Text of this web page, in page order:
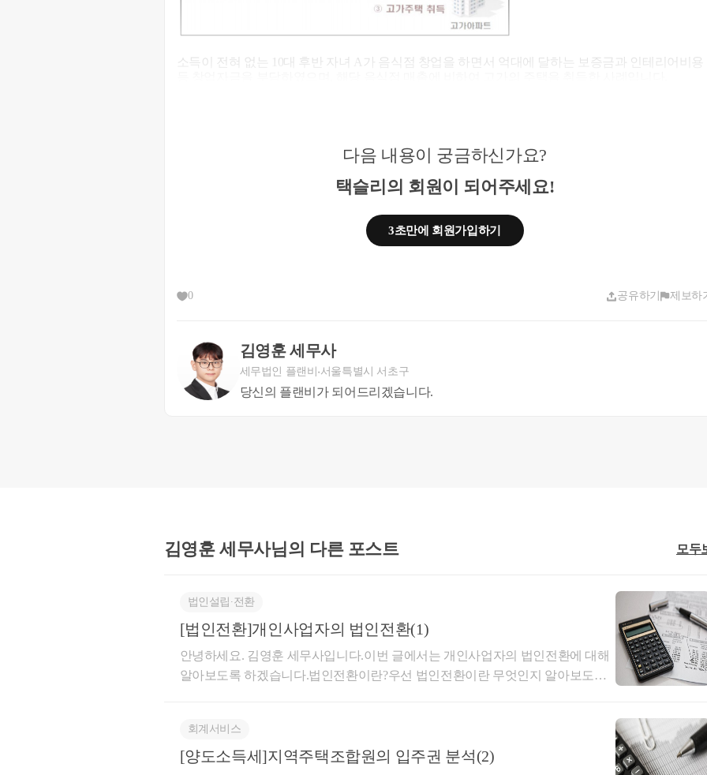
​소득이 전혀 없는 10대 후반 자녀 A가 음식점 창업을 하면서 억대에 달하는 보증금과 인테리어비용
​20대 초반의 연소자 A가 개발 예정지역의 빌라를 취득하면서 보증금 승계 및 나머지 금액에 대해서
어머니가 운영하는 00업체에서 일용근로자로 근무하며 허위 급여를 수령하고 고액 연봉자인 아버
B로부터 빌라 취득자금을 편법증여 받은 혐의로 세무조사에 착수하였습니다.
다음 내용이 궁금하신가요?
택슬리의 회원이 되어주세요!
3초만에 회원가입하기
0 공유하기 제보하
김영훈 세무사
세무법인 플랜비 서울특별시 서초구
당신의 플랜비가 되어드리겠습니다.
김영훈 세무사님의 다른 포스트 모두
법인설립∙전환
[법인전환]개인사업자의 법인전환(1)
안녕하세요. 김영훈 세무사입니다.이번 글에서는 개인사업자의 법인전환에 대해
알아보도록 하겠습니다.법인전환이란?우선 법인전환이란 무엇인지 알아보도록
되어 규모가 커지게 되면 법인사업자로 전환을 생각하게 되는데요. 법인전환의
방법은 크게 사업의 포괄양수도, 현물출자, 법인설립 후 개인사업자 폐업으로 나
회계서비스
[양도소득세]지역주택조합원의 입주권 분석(2)